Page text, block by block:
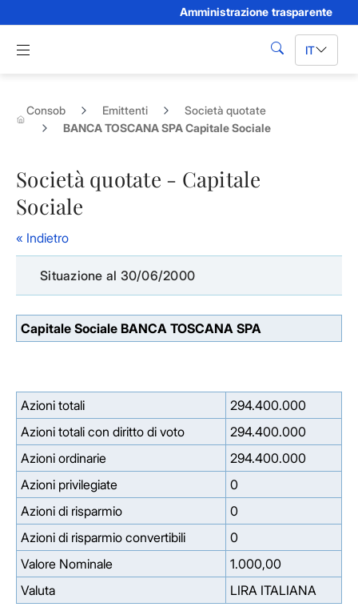
Amministrazione trasparente
Apri menu di navigazione
cerca IT
Consob Emittenti
Società quotate
BANCA TOSCANA SPA Capitale Sociale
Società quotate - Capitale
Sociale
« Indietro
Situazione al 30/06/2000
Capitale Sociale BANCA TOSCANA SPA
Azioni totali
294.400.000
Azioni totali con diritto di voto
294.400.000
Azioni ordinarie
294.400.000
Azioni privilegiate
0
Azioni di risparmio
0
Azioni di risparmio convertibili
0
Valore Nominale
1.000,00
Valuta
LIRA ITALIANA